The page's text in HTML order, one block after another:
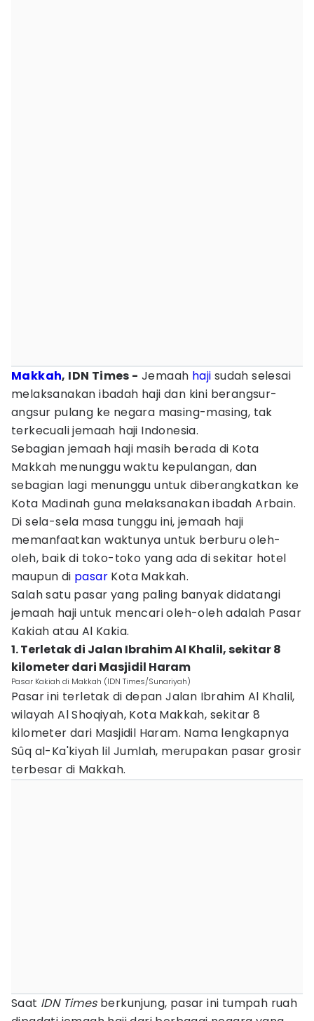
Makkah, IDN Times - Jemaah haji sudah selesai
melaksanakan ibadah haji dan kini berangsur-
angsur pulang ke negara masing-masing, tak
terkecuali jemaah haji Indonesia.
Sebagian jemaah haji masih berada di Kota
Makkah menunggu waktu kepulangan, dan
sebagian lagi menunggu untuk diberangkatkan ke
Kota Madinah guna melaksanakan ibadah Arbain.
Di sela-sela masa tunggu ini, jemaah haji
memanfaatkan waktunya untuk berburu oleh-
oleh, baik di toko-toko yang ada di sekitar hotel
maupun di pasar Kota Makkah.
Salah satu pasar yang paling banyak didatangi
jemaah haji untuk mencari oleh-oleh adalah Pasar
Kakiah atau Al Kakia.
1. Terletak di Jalan Ibrahim Al Khalil, sekitar 8
kilometer dari Masjidil Haram
Pasar Kakiah di Makkah (IDN Times/Sunariyah)
Pasar ini terletak di depan Jalan Ibrahim Al Khalil,
wilayah Al Shoqiyah, Kota Makkah, sekitar 8
kilometer dari Masjidil Haram. Nama lengkapnya
Sûq al-Ka'kiyah lil Jumlah, merupakan pasar grosir
terbesar di Makkah.
Saat IDN Timesberkunjung, pasar ini tumpah ruah